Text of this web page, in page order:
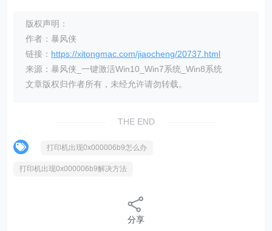
版权声明：
作者：暴风侠
链接： https://xitongmac.com/jiaocheng/20737.html
来源：暴风侠_一键激活Win10_Win7系统_Win8系统
文章版权归作者所有，未经允许请勿转载。
THE END
打印机出现0x000006b9怎么办
打印机出现0x000006b9解决方法
分享